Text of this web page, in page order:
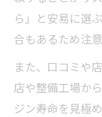
ら」と安易に選
合もあるため注
また、口コミや
店や整備工場か
ジン寿命を見極